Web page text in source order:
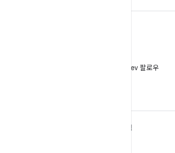
X에서 @AndroidDev 팔로우
탐색